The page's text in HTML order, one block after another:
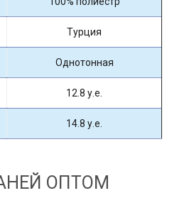
Турция
Однотонная
12.8 у.е.
14.8 у.е.
ОПТОМ